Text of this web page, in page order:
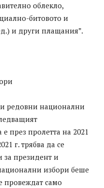
облекло,
битовото и
и други плащания”.
редовни национални
през пролетта на 2021
г. трябва да се
за президент и
избори беше
провеждат само